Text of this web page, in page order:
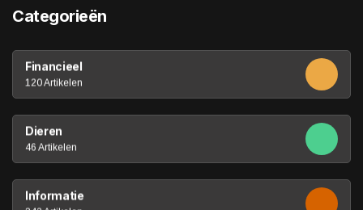
Categorieën
Financieel
120 Artikelen
Dieren
46 Artikelen
Informatie